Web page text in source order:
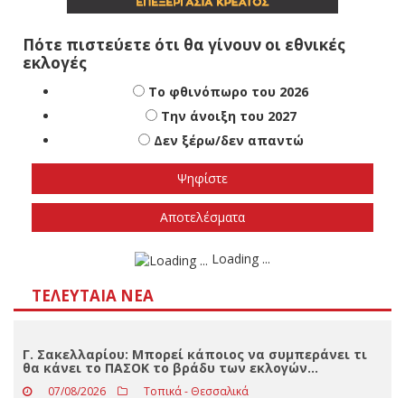
Το φθινόπωρο του 2026
Την άνοιξη του 2027
Δεν ξέρω/δεν απαντώ
Αποτελέσματα
Loading ...
Γ. Σακελλαρίου: Μπορεί κάποιος να συμπεράνει τι
θα κάνει το ΠΑΣΟΚ το βράδυ των εκλογών…
07/08/2026 Τοπικά - Θεσσαλικά
Ζητείται νοσηλεύτρια για φύλαξη ηλικιωμένης στα
Τρίκαλα
07/08/2026 Slider